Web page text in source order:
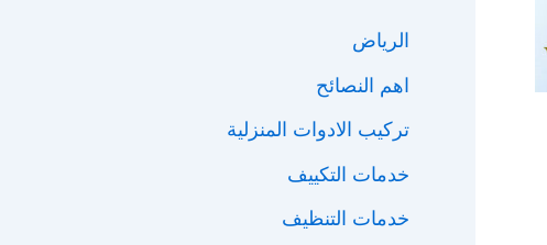
الرياض
اهم النصائح
تركيب الادوات المنزلية
خدمات التكييف
خدمات التنظيف